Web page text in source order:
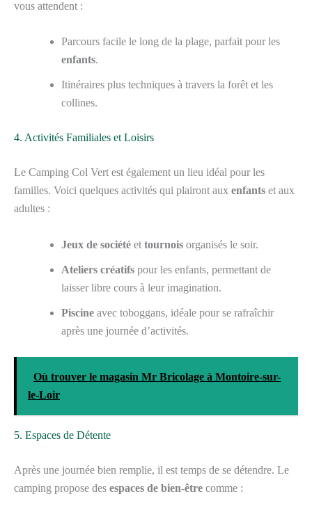
vous attendent :
Parcours facile le long de la plage, parfait pour les
enfants.
Itinéraires plus techniques à travers la forêt et les
collines.
4. Activités Familiales et Loisirs
Le Camping Col Vert est également un lieu idéal pour les
familles. Voici quelques activités qui plairont aux enfants et aux
adultes :
Jeux de société et tournois organisés le soir.
Ateliers créatifs pour les enfants, permettant de
laisser libre cours à leur imagination.
Piscine avec toboggans, idéale pour se rafraîchir
après une journée d’activités.
Où trouver le magasin Mr Bricolage à Montoire-sur-
le-Loir
5. Espaces de Détente
Après une journée bien remplie, il est temps de se détendre. Le
camping propose des espaces de bien-être comme :